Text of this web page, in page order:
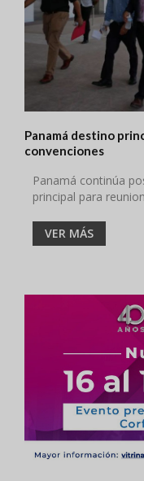
Panamá destino
convenciones
Panamá continúa
principal para
VER MÁS